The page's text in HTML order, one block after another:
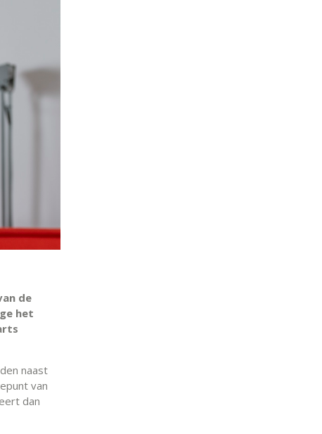
de
het
naast
van
dan